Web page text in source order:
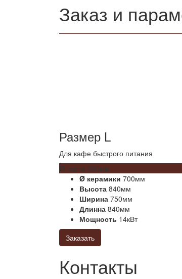
Заказ и
Размер L
Для кафе быстрого питания
Ø горла 350мм
Ø керамики 700мм
Высота 840мм
Ширина 750мм
Длинна 840мм
Мощность 14кВт
Заказать
Контакты